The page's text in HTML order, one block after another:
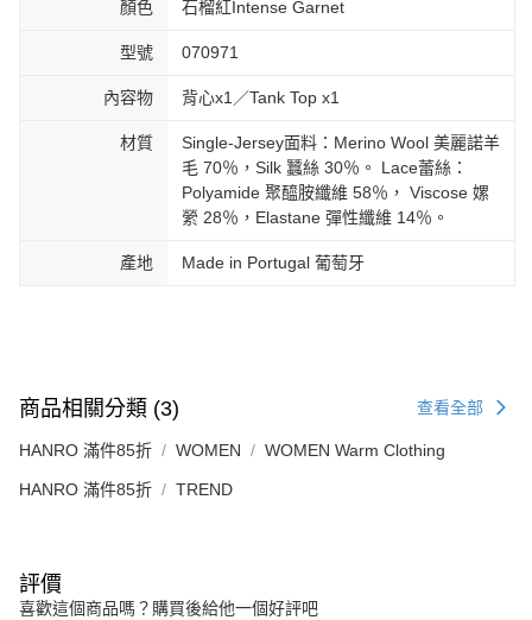
顏色 石榴紅Intense Garnet
型號 070971
內容物 背心x1／Tank Top x1
材質
Single-Jersey面料：Merino Wool 美麗諾羊
毛 70％，Silk 蠶絲 30％。 Lace蕾絲：
Polyamide 聚醯胺纖維 58％， Viscose 嫘
縈 28％，Elastane 彈性纖維 14％。
產地 Made in Portugal 葡萄牙
商品相關分類 (3) 查看全部
HANRO 滿件85折 WOMEN WOMEN Warm Clothing
HANRO 滿件85折 TREND
評價
喜歡這個商品嗎？購買後給他一個好評吧